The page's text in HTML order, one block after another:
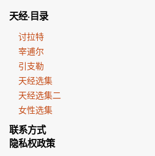
天经·目录
讨拉特
宰逋尔
引支勒
天经选集
天经选集二
女性选集
联系方式
隐私权政策